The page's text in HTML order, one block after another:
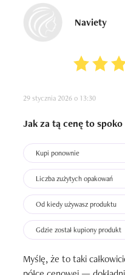
Naviety
29 stycznia 2026 o 13:30
Jak za tą cenę to spoko
Kupi ponownie
Liczba zużytych opakowań
Od kiedy używasz produktu
Gdzie został kupiony produkt
Myślę, że to taki